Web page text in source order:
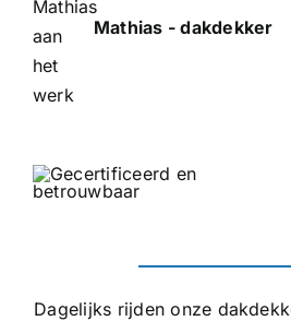
Mathias - dakdekker
Dagelijks rijden onze